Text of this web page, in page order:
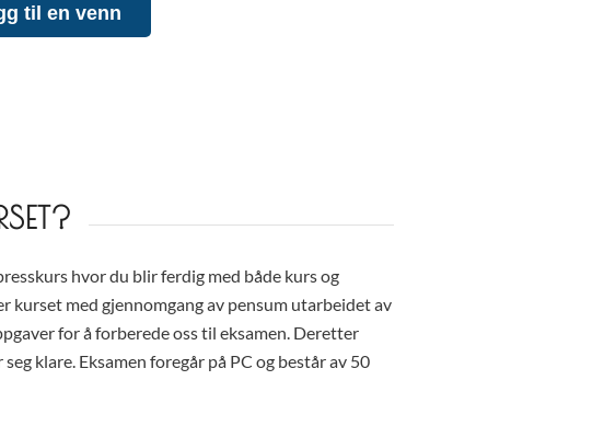
til en venn
hvor du blir ferdig med både kurs og
kurset med gjennomgang av pensum utarbeidet av
for å forberede oss til eksamen. Deretter
klare. Eksamen foregår på PC og består av 50